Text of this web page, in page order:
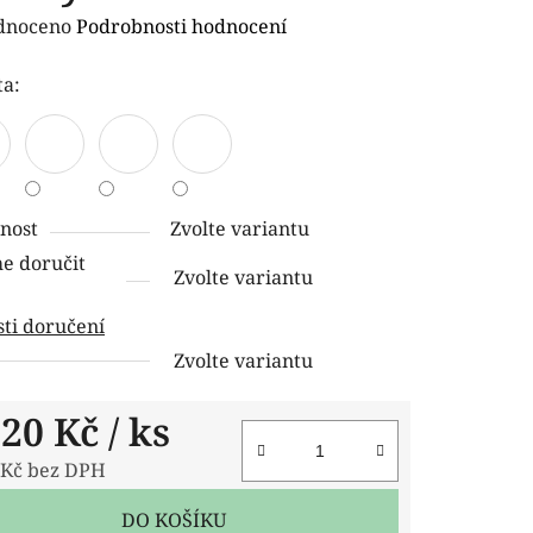
Podrobnosti hodnocení
Zvolte variantu
doručit
Zvolte variantu
doručení
Zvolte variantu
Kč / ks
bez DPH
DO KOŠÍKU